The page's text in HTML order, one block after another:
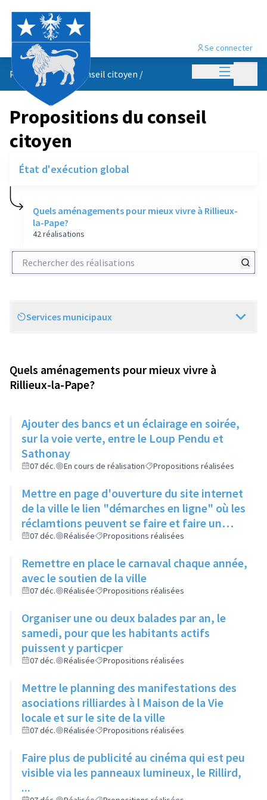
Menu
Se connecter
Propositions du conseil citoyen /
Propositions du conseil
citoyen
État d'exécution global
Quels aménagements pour mieux vivre à Rillieux-
la-Pape?
42 réalisations
Rechercher des réalisations
Scope
Services municipaux
Quels aménagements pour mieux vivre à
Rillieux-la-Pape?
Ajouter des bancs et un éclairage en soirée,
sur la voie verte, entre le Loup Pendu et
Sathonay
07 déc. En cours de réalisation Propositions réalisées
Mettre en page d'ouverture du site internet
de la ville le lien "démarches en ligne" où les
réclamtions peuvent se faire et faire un
rappel de l'existence de ce lien
07 déc. Réalisée Propositions réalisées
Remettre en place le carnaval chaque année,
avec le soutien de la ville
07 déc. Réalisée Propositions réalisées
Organiser une ou deux balades par an, le
samedi, pour que les habitants actifs
puissent y particper
07 déc. Réalisée Propositions réalisées
Mettre le planning des manifestations des
asociations rilliardes à l Maison de la Vie
locale et sur le site de la ville
07 déc. Réalisée Propositions réalisées
Faire plus de publicité au cinéma qui est peu
visible via les panneaux lumineux, le Rillird,
...